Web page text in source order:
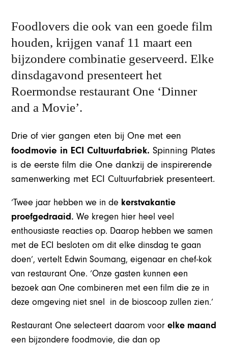
Foodlovers die ook van een goede film
houden, krijgen vanaf 11 maart een
bijzondere combinatie geserveerd. Elke
dinsdagavond presenteert het
Roermondse restaurant One ‘Dinner
and a Movie’.
Drie of vier gangen eten bij One met een
foodmovie in ECI Cultuurfabriek. Spinning Plates
is de eerste film die One dankzij de inspirerende
samenwerking met ECI Cultuurfabriek presenteert.
‘Twee jaar hebben we in de kerstvakantie
proefgedraaid. We kregen hier heel veel
enthousiaste reacties op. Daarop hebben we samen
met de ECI besloten om dit elke dinsdag te gaan
doen’, vertelt Edwin Soumang, eigenaar en chef-kok
van restaurant One. ‘Onze gasten kunnen een
bezoek aan One combineren met een film die ze in
deze omgeving niet snel in de bioscoop zullen zien.’
Restaurant One selecteert daarom voorelke maand
een bijzondere foodmovie, die dan op